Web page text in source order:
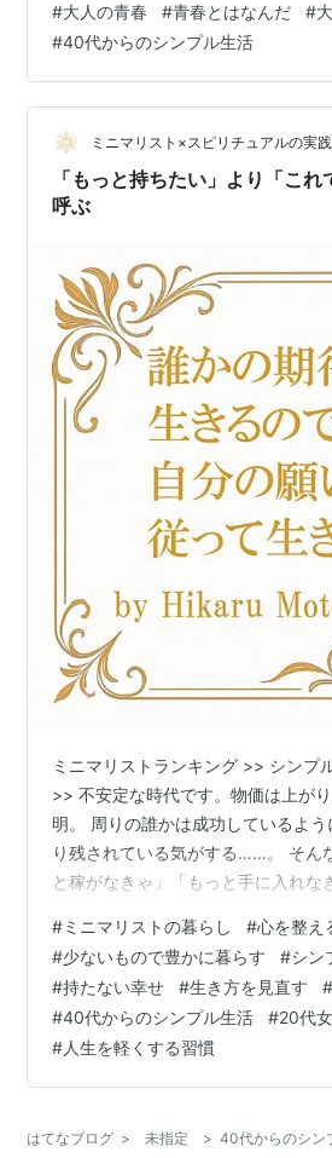
だって、もう一度キラキラした青春
当は、自分の人生をもう一度主役と
も、「この年齢で青春なんて恥ずか
せんか？ この記事を読み終える頃
にワクワクするような「ハリ」が生
れではスタート！ そもそも「…
#大人の青春 #青春とはなんだ #
#40代からのシンプル生活
ミニマリスト×スピリチュアルの実
「もっと持ちたい」より「こ
呼ぶ
ミニマリストランキング >> シンプ
>> 不安定な時代です。物価は上が
明。 周りの誰かは成功しているよ
り残されている気がする……。 そん
と稼がなきゃ」「もっと手に入れな
と」は、本当にあなたを幸せにして
もしかすると、心の奥では気づいて
ょうか—— 「もう、十分なのかもし
はいつの間にか、「多く持つこと＝
されてきました。 たくさんの服、高
サブスクや、美容アイテ…
#ミニマリストの暮らし #心を整え
#少ないもので豊かに暮らす #シン
#持たない幸せ #生き方を見直す #
#40代からのシンプル生活 #20代
#人生を軽くする習慣
はてなブログ > 未指定 > 40代からのシン